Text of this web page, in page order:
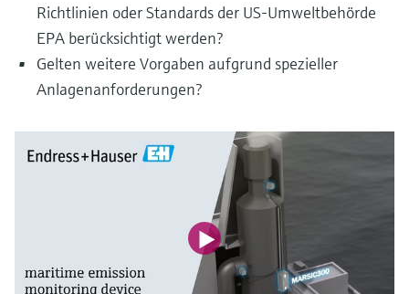
Richtlinien oder Standards der US-Umweltbehörde
EPA berücksichtigt werden?
Gelten weitere Vorgaben aufgrund spezieller
Anlagenanforderungen?